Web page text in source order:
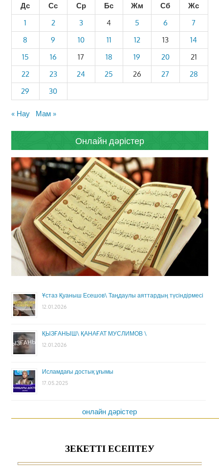
Дс
Сс Ср Бс Жм Сб
Жс
1
2 3 4 5 6
7
8
9 10 11 12 13
14
15
16 17 18 19 20
21
22
23 24 25 26 27
28
29
30
« Нау Мам »
Онлайн дәрістер
Ұстаз Қуаныш Есешов\ Таңдаулы аяттардың түсіндірмесі
12.01.2026
ҚЫЗҒАНЫШ\ ҚАНАҒАТ МУСЛИМОВ \
12.01.2026
Исламдағы достық ұғымы
17.05.2025
онлайн дәрістер